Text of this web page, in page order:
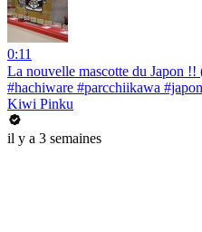
0:11
La nouvelle mascotte du Japon
#hachiware #parcchiikawa
Kiwi Pinku
il y a 3 semaines